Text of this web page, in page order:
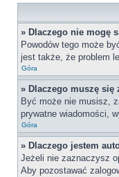
» Dlaczego nie mogę
Powodów tego może
jest także, że problem
Góra
» Dlaczego muszę się
Być może nie musisz,
prywatne wiadomości,
Góra
» Dlaczego jestem
Jeżeli nie zaznaczysz
Aby pozostawać